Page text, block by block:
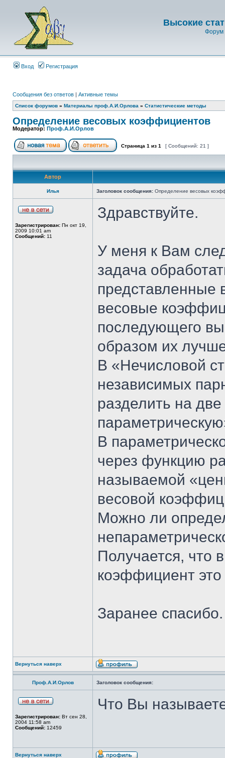
Высокие
Форум
Вход Регистрация
Сообщения без ответов | Активные темы
Список форумов » Материалы проф.А.И.Орлова » Статистические методы
Определение весовых коэффициентов
Модератор: Проф.А.И.Орлов
Страница 1 из 1 [ Сообщений: 21 ]
Автор
Илья Заголовок сообщения: Определение весовых
Зарегистрирован: Пн окт 19,
2009 10:01 am
Сообщений: 11
Здравствуйте.
У меня к Вам
задача
представленные
весовые
последующего
образом их
В «Нечисловой
независимых
разделить на
В
через функцию
называемой
весовой
Можно ли
Получается, что
коэффициент это
Заранее спасибо.
Вернуться наверх
Проф.А.И.Орлов Заголовок сообщения:
Зарегистрирован: Вт сен 28,
2004 11:58 am
Сообщений: 12459
Что Вы
Вернуться наверх